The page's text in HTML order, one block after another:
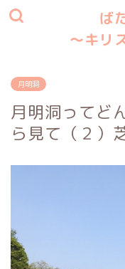
ば
〜キリ
月明洞
月明洞ってど
ら見て（２）